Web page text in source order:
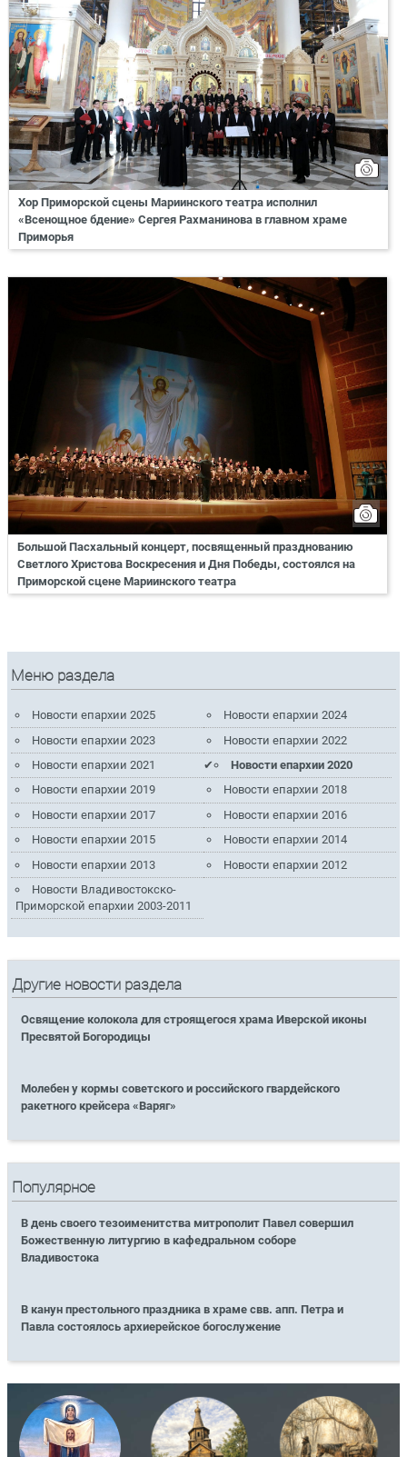
Хор Приморской сцены Мариинского театра исполнил
«Всенощное бдение» Сергея Рахманинова в главном храме
Приморья
Большой Пасхальный концерт, посвященный празднованию
Светлого Христова Воскресения и Дня Победы, состоялся на
Приморской сцене Мариинского театра
Меню раздела
Новости епархии 2025
Новости епархии 2024
Новости епархии 2023
Новости епархии 2022
Новости епархии 2021
Новости епархии 2020
Новости епархии 2019
Новости епархии 2018
Новости епархии 2017
Новости епархии 2016
Новости епархии 2015
Новости епархии 2014
Новости епархии 2013
Новости епархии 2012
Новости Владивостокско-
Приморской епархии 2003-2011
Другие новости раздела
Освящение колокола для строящегося храма Иверской иконы
Пресвятой Богородицы
Молебен у кормы советского и российского гвардейского
ракетного крейсера «Варяг»
Популярное
В день своего тезоименитства митрополит Павел совершил
Божественную литургию в кафедральном соборе
Владивостока
В канун престольного праздника в храме свв. апп. Петра и
Павла состоялось архиерейское богослужение